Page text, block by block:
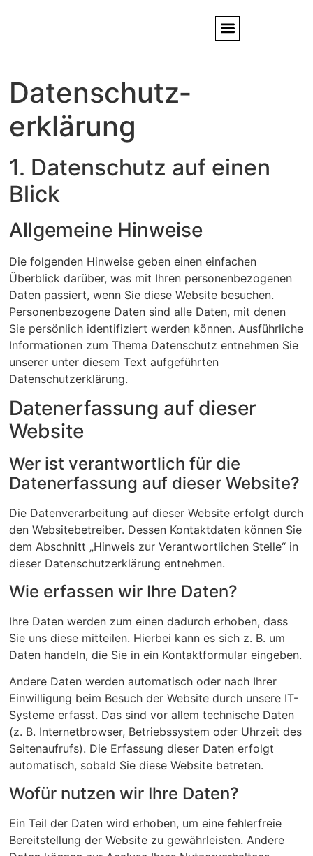
Datenschutz­
erklärung
1. Datenschutz auf einen
Blick
Allgemeine Hinweise
Die folgenden Hinweise geben einen einfachen
Überblick darüber, was mit Ihren personenbezogenen
Daten passiert, wenn Sie diese Website besuchen.
Personenbezogene Daten sind alle Daten, mit denen
Sie persönlich identifiziert werden können. Ausführliche
Informationen zum Thema Datenschutz entnehmen Sie
unserer unter diesem Text aufgeführten
Datenschutzerklärung.
Datenerfassung auf dieser
Website
Wer ist verantwortlich für die
Datenerfassung auf dieser Website?
Die Datenverarbeitung auf dieser Website erfolgt durch
den Websitebetreiber. Dessen Kontaktdaten können Sie
dem Abschnitt „Hinweis zur Verantwortlichen Stelle“ in
dieser Datenschutzerklärung entnehmen.
Wie erfassen wir Ihre Daten?
Ihre Daten werden zum einen dadurch erhoben, dass
Sie uns diese mitteilen. Hierbei kann es sich z. B. um
Daten handeln, die Sie in ein Kontaktformular eingeben.
Andere Daten werden automatisch oder nach Ihrer
Einwilligung beim Besuch der Website durch unsere IT-
Systeme erfasst. Das sind vor allem technische Daten
(z. B. Internetbrowser, Betriebssystem oder Uhrzeit des
Seitenaufrufs). Die Erfassung dieser Daten erfolgt
automatisch, sobald Sie diese Website betreten.
Wofür nutzen wir Ihre Daten?
Ein Teil der Daten wird erhoben, um eine fehlerfreie
Bereitstellung der Website zu gewährleisten. Andere